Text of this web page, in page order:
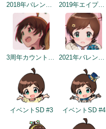
2018年バレンタインデー公式ツイート 2019年エイプリルミニゲーム
3周年カウントダウンイラスト 2021年バレンタインデートップ画面
イベントSD #3 イベントSD #4